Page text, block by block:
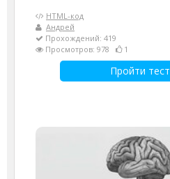
HTML-код
Андрей
Прохождений: 419
Просмотров: 978
1
Пройти тест